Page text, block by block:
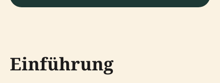
Einführung